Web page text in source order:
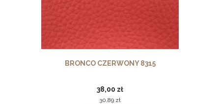
BRONCO CZERWONY 8315
38,00 zł
30,89 zł